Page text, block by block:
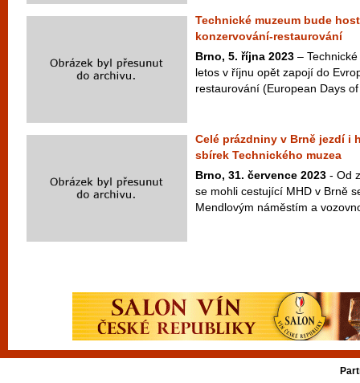
Technické muzeum bude
konzervování-restaurování
Brno, 5. října 2023 –
letos v říjnu opět zapojí do
restaurování (European Days
Celé prázdniny v Brně jezdí i
sbírek Technického muzea
Brno, 31. července 2023 - Od
se mohli cestující MHD v Brně
Mendlovým náměstím a